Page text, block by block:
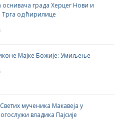
оснивача града Херцег Нови и
Трга од ћирилице
Мајке Божије: Умиљење
мученика Макавеја у
владика Пајсије